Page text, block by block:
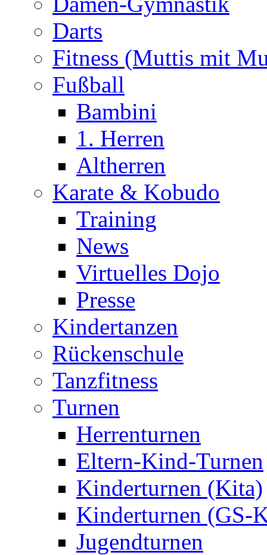
Darts
Fitness (Muttis mit
Fußball
Bambini
1. Herren
Altherren
Karate & Kobudo
Training
News
Virtuelles Dojo
Presse
Kindertanzen
Rückenschule
Tanzfitness
Turnen
Herrenturnen
Eltern-Kind-Turnen
Kinderturnen (Kita)
Kinderturnen (GS-
Jugendturnen